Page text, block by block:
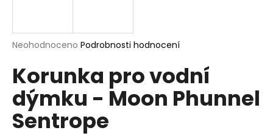
Průměrné
produktu
je
0,0
z
5
hvězdiček.
Neohodnoceno Podrobnosti hodnocení
Korunka pro vodní
dýmku - Moon Phunnel
Sentrope
HLEDAT
D
o
p
o